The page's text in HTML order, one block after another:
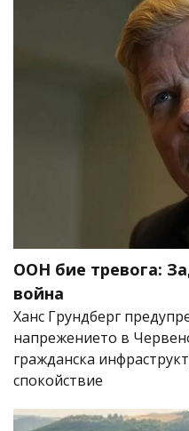
ООН бие тревога:
война
Ханс Грундберг
напрежението в
гражданска
спокойствие